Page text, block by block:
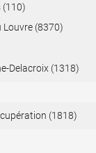
(110)
Louvre (8370)
Delacroix (1318)
(1818)